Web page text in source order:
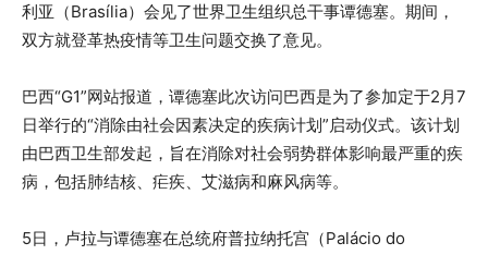
利亚（Brasília）会见了世界卫生组织总干事谭德塞。期间，
双方就登革热疫情等卫生问题交换了意见。
巴西“G1”网站报道，谭德塞此次访问巴西是为了参加定于2月7
日举行的“消除由社会因素决定的疾病计划”启动仪式。该计划
由巴西卫生部发起，旨在消除对社会弱势群体影响最严重的疾
病，包括肺结核、疟疾、艾滋病和麻风病等。
5日，卢拉与谭德塞在总统府普拉纳托宫（Palácio do